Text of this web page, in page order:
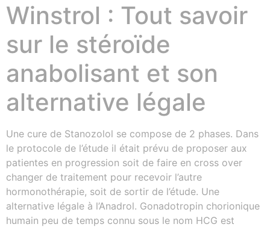
Winstrol : Tout savoir
sur le stéroïde
anabolisant et son
alternative légale
Une cure de Stanozolol se compose de 2 phases. Dans
le protocole de l’étude il était prévu de proposer aux
patientes en progression soit de faire en cross over
changer de traitement pour recevoir l’autre
hormonothérapie, soit de sortir de l’étude. Une
alternative légale à l’Anadrol. Gonadotropin chorionique
humain peu de temps connu sous le nom HCG est